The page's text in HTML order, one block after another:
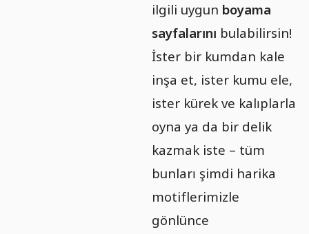
ilgili uygun boyama
sayfalarını bulabilirsin!
İster bir kumdan kale
inşa et, ister kumu ele,
ister kürek ve kalıplarla
oyna ya da bir delik
kazmak iste – tüm
bunları şimdi harika
motiflerimizle
gönlünce